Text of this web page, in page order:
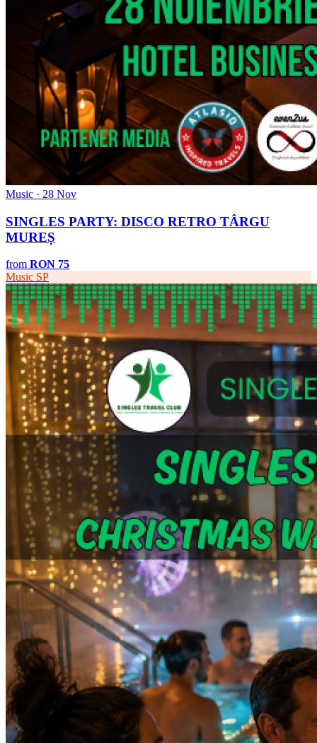
Music · 28 Nov
SINGLES PARTY: DISCO RETRO TÂRGU
MUREȘ
from RON 75
Music SP